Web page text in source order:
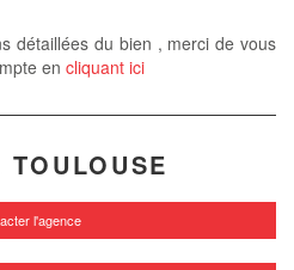
détaillées du bien , merci de vous
en cliquant ici
TOULOUSE
l'agence